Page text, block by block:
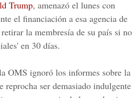
Trump, amenazó el lunes con
el financiación a esa agencia de
la membresía de su país si no
en 30 días.
OMS ignoró los informes sobre la
ser demasiado indulgente